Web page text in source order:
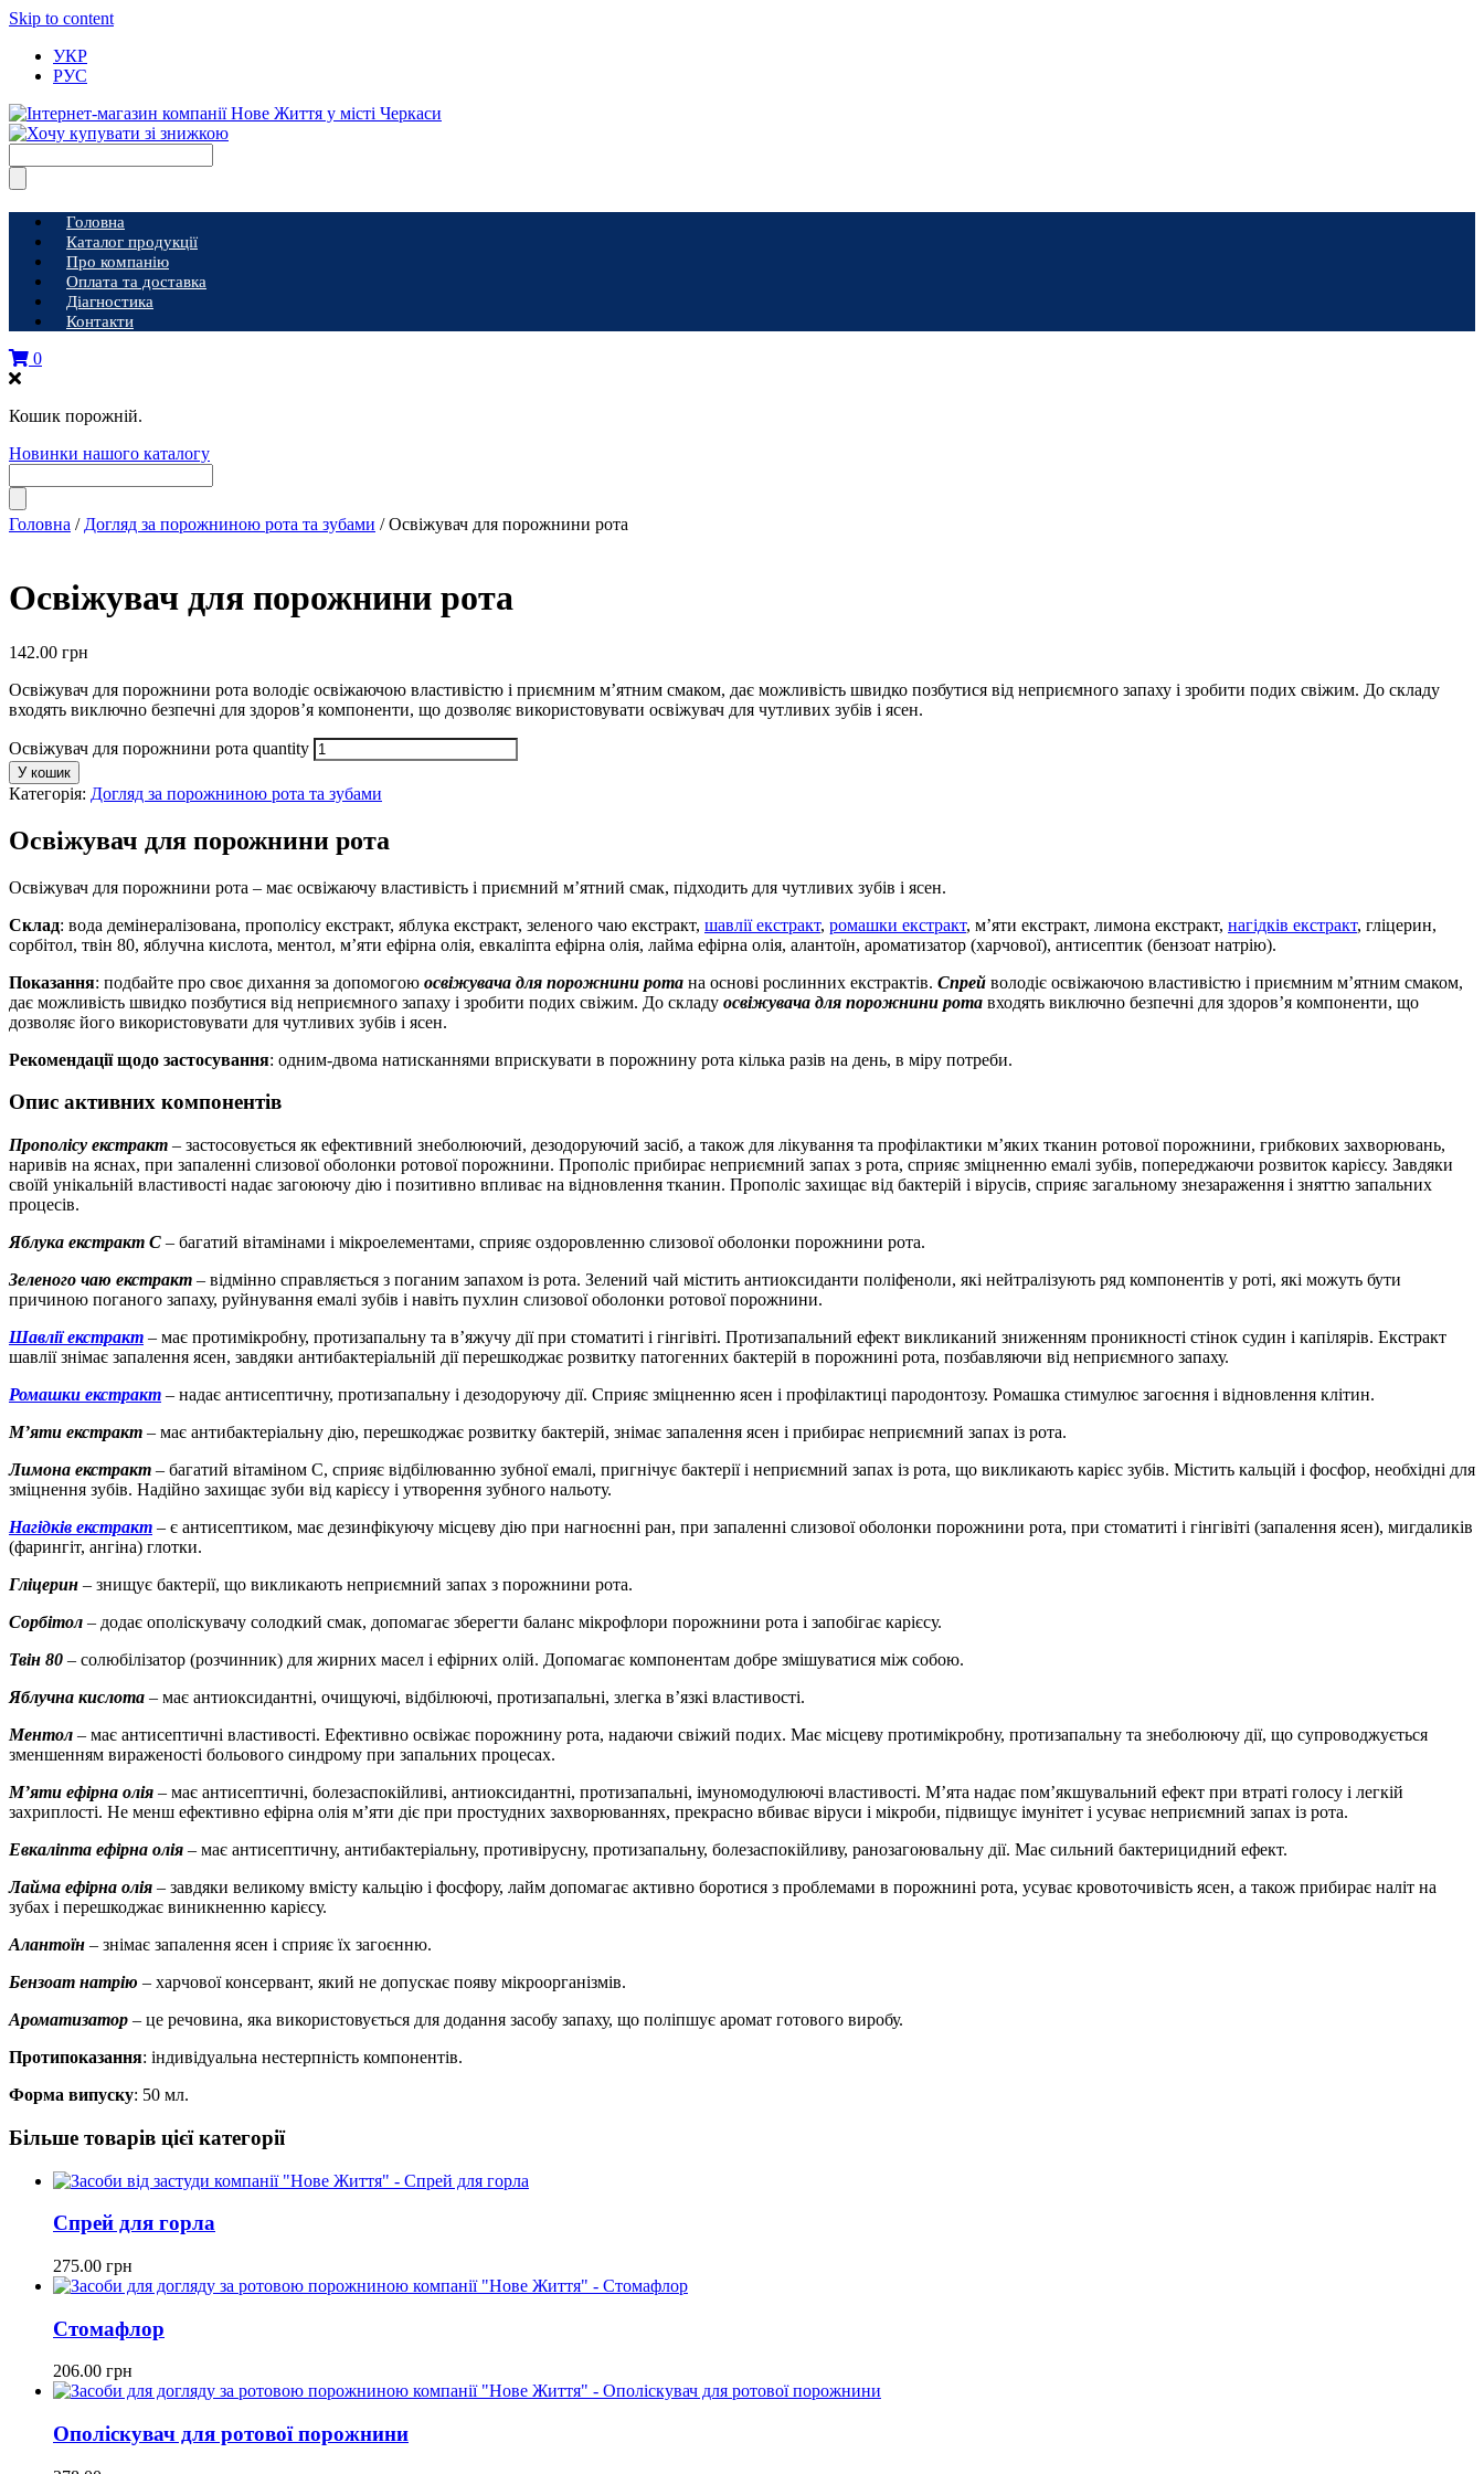
Skip to content
УКР
РУС
Головна
Каталог продукції
Про компанію
Оплата та доставка
Діагностика
Контакти
0
Кошик порожній.
Новинки нашого каталогу
Головна / Догляд за порожниною рота та зубами / Освіжувач для порожнини рота
Освіжувач для порожнини рота
142.00 грн
Освіжувач для порожнини рота володіє освіжаючою властивістю і приємним м’ятним смаком, дає можливість швидко позбутися від неприємного запаху і зробити подих свіжим. До складу
входять виключно безпечні для здоров’я компоненти, що дозволяє використовувати освіжувач для чутливих зубів і ясен.
Освіжувач для порожнини рота quantity
У кошик
Категорія: Догляд за порожниною рота та зубами
Освіжувач для порожнини рота
Освіжувач для порожнини рота – має освіжаючу властивість і приємний м’ятний смак, підходить для чутливих зубів і ясен.
Склад: вода демінералізована, прополісу екстракт, яблука екстракт, зеленого чаю екстракт, шавлії екстракт, ромашки екстракт, м’яти екстракт, лимона екстракт, нагідків екстракт, гліцерин,
сорбітол, твін 80, яблучна кислота, ментол, м’яти ефірна олія, евкаліпта ефірна олія, лайма ефірна олія, алантоїн, ароматизатор (харчової), антисептик (бензоат натрію).
Показання: подбайте про своє дихання за допомогою освіжувача для порожнини рота на основі рослинних екстрактів. Спрей володіє освіжаючою властивістю і приємним м’ятним смаком,
дає можливість швидко позбутися від неприємного запаху і зробити подих свіжим. До складу освіжувача для порожнини рота входять виключно безпечні для здоров’я компоненти, що
дозволяє його використовувати для чутливих зубів і ясен.
Рекомендації щодо застосування: одним-двома натисканнями вприскувати в порожнину рота кілька разів на день, в міру потреби.
Опис активних компонентів
Прополісу екстракт – застосовується як ефективний знеболюючий, дезодоруючий засіб, а також для лікування та профілактики м’яких тканин ротової порожнини, грибкових захворювань,
наривів на яснах, при запаленні слизової оболонки ротової порожнини. Прополіс прибирає неприємний запах з рота, сприяє зміцненню емалі зубів, попереджаючи розвиток карієсу. Завдяки
своїй унікальній властивості надає загоюючу дію і позитивно впливає на відновлення тканин. Прополіс захищає від бактерій і вірусів, сприяє загальному знезараження і зняттю запальних
процесів.
Яблука екстракт С – багатий вітамінами і мікроелементами, сприяє оздоровленню слизової оболонки порожнини рота.
Зеленого чаю екстракт – відмінно справляється з поганим запахом із рота. Зелений чай містить антиоксиданти поліфеноли, які нейтралізують ряд компонентів у роті, які можуть бути
причиною поганого запаху, руйнування емалі зубів і навіть пухлин слизової оболонки ротової порожнини.
Шавлії екстракт – має протимікробну, протизапальну та в’яжучу дії при стоматиті і гінгівіті. Протизапальний ефект викликаний зниженням проникності стінок судин і капілярів. Екстракт
шавлії знімає запалення ясен, завдяки антибактеріальній дії перешкоджає розвитку патогенних бактерій в порожнині рота, позбавляючи від неприємного запаху.
Ромашки екстракт – надає антисептичну, протизапальну і дезодоруючу дії. Сприяє зміцненню ясен і профілактиці пародонтозу. Ромашка стимулює загоєння і відновлення клітин.
М’яти екстракт – має антибактеріальну дію, перешкоджає розвитку бактерій, знімає запалення ясен і прибирає неприємний запах із рота.
Лимона екстракт – багатий вітаміном С, сприяє відбілюванню зубної емалі, пригнічує бактерії і неприємний запах із рота, що викликають карієс зубів. Містить кальцій і фосфор, необхідні для
зміцнення зубів. Надійно захищає зуби від карієсу і утворення зубного нальоту.
Нагідків екстракт – є антисептиком, має дезинфікуючу місцеву дію при нагноєнні ран, при запаленні слизової оболонки порожнини рота, при стоматиті і гінгівіті (запалення ясен), мигдаликів
(фарингіт, ангіна) глотки.
Гліцерин – знищує бактерії, що викликають неприємний запах з порожнини рота.
Сорбітол – додає ополіскувачу солодкий смак, допомагає зберегти баланс мікрофлори порожнини рота і запобігає карієсу.
Твін 80 – солюбілізатор (розчинник) для жирних масел і ефірних олій. Допомагає компонентам добре змішуватися між собою.
Яблучна кислота – має антиоксидантні, очищуючі, відбілюючі, протизапальні, злегка в’язкі властивості.
Ментол – має антисептичні властивості. Ефективно освіжає порожнину рота, надаючи свіжий подих. Має місцеву протимікробну, протизапальну та знеболюючу дії, що супроводжується
зменшенням вираженості больового синдрому при запальних процесах.
М’яти ефірна олія – має антисептичні, болезаспокійливі, антиоксидантні, протизапальні, імуномодулюючі властивості. М’ята надає пом’якшувальний ефект при втраті голосу і легкій
захриплості. Не менш ефективно ефірна олія м’яти діє при простудних захворюваннях, прекрасно вбиває віруси і мікроби, підвищує імунітет і усуває неприємний запах із рота.
Евкаліпта ефірна олія – має антисептичну, антибактеріальну, противірусну, протизапальну, болезаспокійливу, ранозагоювальну дії. Має сильний бактерицидний ефект.
Лайма ефірна олія – завдяки великому вмісту кальцію і фосфору, лайм допомагає активно боротися з проблемами в порожнині рота, усуває кровоточивість ясен, а також прибирає наліт на
зубах і перешкоджає виникненню карієсу.
Алантоїн – знімає запалення ясен і сприяє їх загоєнню.
Бензоат натрію – харчової консервант, який не допускає появу мікроорганізмів.
Ароматизатор – це речовина, яка використовується для додання засобу запаху, що поліпшує аромат готового виробу.
Протипоказання: індивідуальна нестерпність компонентів.
Форма випуску: 50 мл.
Більше товарів цієї категорії
Спрей для горла
275.00 грн
Стомафлор
206.00 грн
Ополіскувач для ротової порожнини